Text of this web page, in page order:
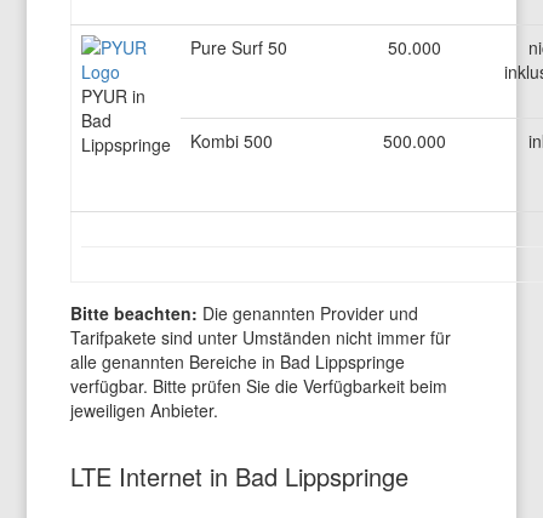
PYUR in
Bad
Lippspringe
Pure Surf 50 50.000
Kombi 500 500.000
Bitte beachten: Die genannten Provider und
Tarifpakete sind unter Umständen nicht immer für
alle genannten Bereiche in Bad Lippspringe
verfügbar. Bitte prüfen Sie die Verfügbarkeit beim
jeweiligen Anbieter.
LTE Internet in Bad Lippspringe